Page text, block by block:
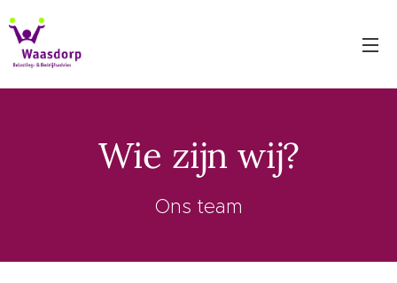
Wie zijn wij?
Ons team